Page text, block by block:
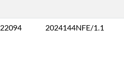
22094 2024144NFE/1.1